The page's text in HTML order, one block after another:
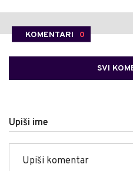
KOMENTARI 0
SVI
Upiši ime